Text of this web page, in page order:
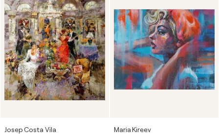
Josep Costa Vila Maria Kireev